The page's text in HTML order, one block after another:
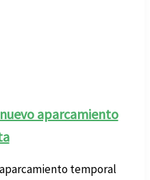
aparcamiento
temporal